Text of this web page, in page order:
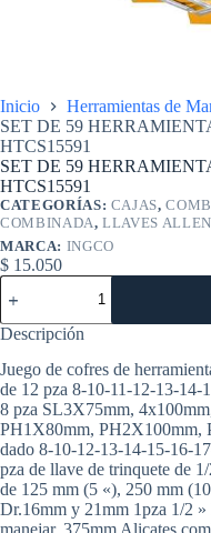
Inicio Herramientas de
SET DE 59
HTCS15591
SET DE 59
HTCS15591
CATEGORÍAS: CAJAS,
COMBINADA,LLAVES ALLEN
MARCA: INGCO
$ 15.050
SET
DE
59
HERRAMIENTAS
VALIJA
METALICA
HTCS15591
cantidad
Descripción
Juego de cofres de
de 12 pza 8-10-11-12-13-
8 pza SL3X75mm,
PH1X80mm, PH2X100mm,
dado 8-10-12-13-14-15-16-
pza de llave de trinquete de
de 125 mm (5 «), 250 mm
Dr.16mm y 21mm 1pza 1/2